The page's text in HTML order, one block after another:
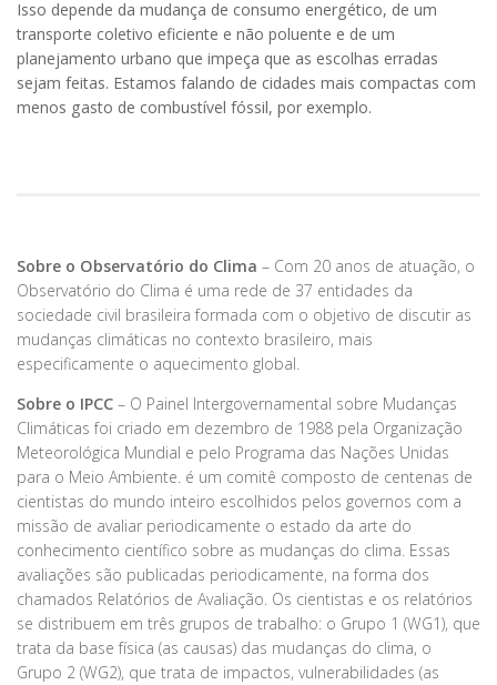
Isso depende da mudança de consumo energético, de um
transporte coletivo eficiente e não poluente e de um
planejamento urbano que impeça que as escolhas erradas
sejam feitas. Estamos falando de cidades mais compactas com
menos gasto de combustível fóssil, por exemplo.
Sobre o Observatório do Clima – Com 20 anos de atuação, o
Observatório do Clima é uma rede de 37 entidades da
sociedade civil brasileira formada com o objetivo de discutir as
mudanças climáticas no contexto brasileiro, mais
especificamente o aquecimento global.
Sobre o IPCC – O Painel Intergovernamental sobre Mudanças
Climáticas foi criado em dezembro de 1988 pela Organização
Meteorológica Mundial e pelo Programa das Nações Unidas
para o Meio Ambiente. é um comitê composto de centenas de
cientistas do mundo inteiro escolhidos pelos governos com a
missão de avaliar periodicamente o estado da arte do
conhecimento científico sobre as mudanças do clima. Essas
avaliações são publicadas periodicamente, na forma dos
chamados Relatórios de Avaliação. Os cientistas e os relatórios
se distribuem em três grupos de trabalho: o Grupo 1 (WG1), que
trata da base física (as causas) das mudanças do clima, o
Grupo 2 (WG2), que trata de impactos, vulnerabilidades (as